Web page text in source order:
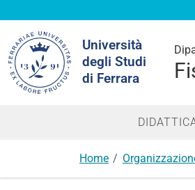
Università
degli Studi
di Ferrara
nel
sito
Home